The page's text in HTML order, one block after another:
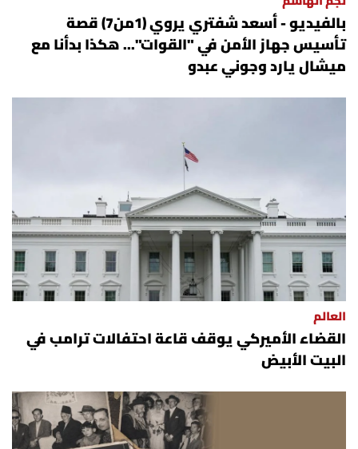
بالفيديو - أسعد شفتري يروي (1من7) قصة
تأسيس جهاز الأمن في "القوات"... هكذا بدأنا مع
ميشال يارد وجوني عبدو
العالم
القضاء الأميركي يوقف قاعة احتفالات ترامب في
البيت الأبيض